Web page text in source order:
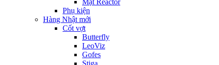
Phụ kiện
Hàng Nhật mới
Cốt vợt
Butterfly
LeoViz
Gofes
Stiga